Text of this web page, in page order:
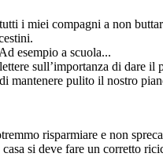
i miei compagni a non
esempio a scuola...
sull’importanza di dare il
mantenere pulito il nostro
risparmiare e non
si deve fare un corretto